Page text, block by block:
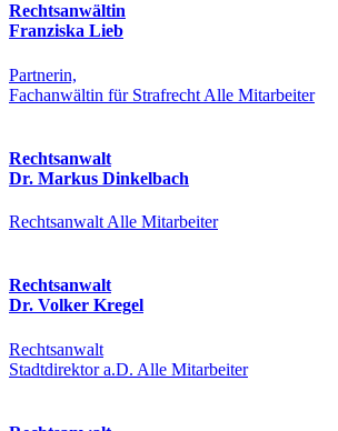
Rechtsanwältin
Franziska Lieb
Partnerin,
Fachanwältin für Strafrecht Alle Mitarbeiter
Rechtsanwalt
Dr. Markus Dinkelbach
Rechtsanwalt Alle Mitarbeiter
Rechtsanwalt
Dr. Volker Kregel
Rechtsanwalt
Stadtdirektor a.D. Alle Mitarbeiter